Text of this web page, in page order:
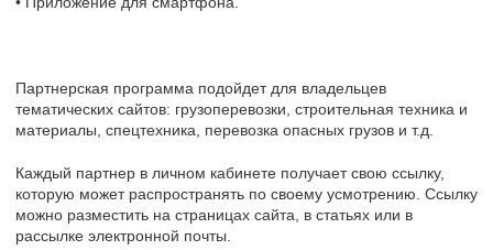
Партнерская программа подойдет для владельцев
тематических сайтов: грузоперевозки, строительная техника и
материалы, спецтехника, перевозка опасных грузов и т.д.
Каждый партнер в личном кабинете получает свою ссылку,
которую может распространять по своему усмотрению. Ссылку
можно разместить на страницах сайта, в статьях или в
рассылке электронной почты.